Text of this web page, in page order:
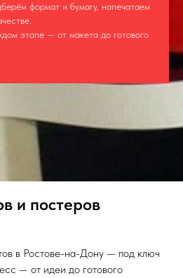
формат и бумагу, напечатаем
этапе — от макета до готового
и постеров
в Ростове-на-Дону — под ключ
— от идеи до готового